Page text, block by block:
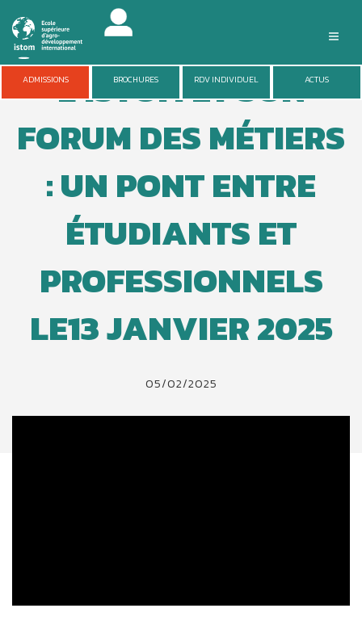
Aller
contenu
principal
ISTOM
FORMATIONS
VIE DU CAMPUS
RECHERCHE
ADMISSIONS BROCHURES RDV INDIVIDUEL ACTUS
L’ISTOM ET SON
FORUM DES MÉTIERS
: UN PONT ENTRE
ÉTUDIANTS ET
PROFESSIONNELS
LE13 JANVIER 2025
05/02/2025